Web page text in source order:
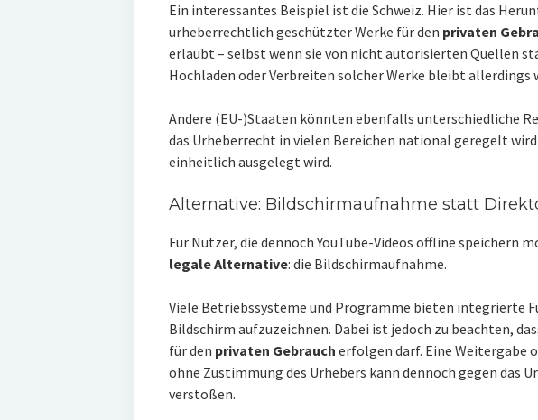
Ein interessantes Beispiel ist die Schweiz. Hier ist das
urheberrechtlich geschützter Werke für den privaten
erlaubt – selbst wenn sie von nicht autorisierten Quellen
Hochladen oder Verbreiten solcher Werke bleibt allerdings
Andere (EU-)Staaten könnten ebenfalls unterschiedliche
das Urheberrecht in vielen Bereichen national geregelt
einheitlich ausgelegt wird.
Alternative: Bildschirmaufnahme statt
Für Nutzer, die dennoch YouTube-Videos offline speichern
legale Alternative: die Bildschirmaufnahme.
Viele Betriebssysteme und Programme bieten integrierte
Bildschirm aufzuzeichnen. Dabei ist jedoch zu beachten,
für den privaten Gebrauch erfolgen darf. Eine Weitergabe
ohne Zustimmung des Urhebers kann dennoch gegen das
verstoßen.